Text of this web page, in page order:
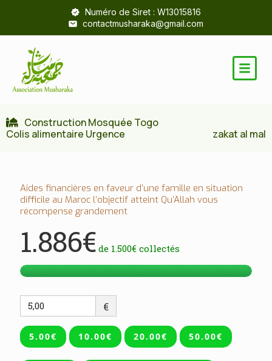
Numéro de Siret : W13015816
contactmusharaka@gmail.com
Construction Mosquée Togo
Colis alimentaire Urgence
zakat al mal
Aides financières en faveur d’une famille en situation
difficile au Maroc l’objectif atteint Qu’Allah vous
récompense grandement
1.886€ de 1.500€ collectés
€
5.00€ 10.00€ 20.00€ 50.00€